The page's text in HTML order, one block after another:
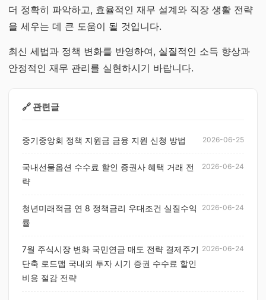
더 정확히 파악하고, 효율적인 재무 설계와 직장 생활 전략
을 세우는 데 큰 도움이 될 것입니다.
최신 세법과 정책 변화를 반영하여, 실질적인 소득 향상과
안정적인 재무 관리를 실현하시기 바랍니다.
🔗 관련글
중기중앙회 정책 지원금 금융 지원 신청 방법 2026-06-25
국내선물옵션 수수료 할인 증권사 혜택 거래 전
략
2026-06-24
청년미래적금 연 8 정책금리 우대조건 실질수익
률
2026-06-24
7월 주식시장 변화 국민연금 매도 전략 결제주기
단축 로드맵 국내외 투자 시기 증권 수수료 할인
비용 절감 전략
2026-06-24